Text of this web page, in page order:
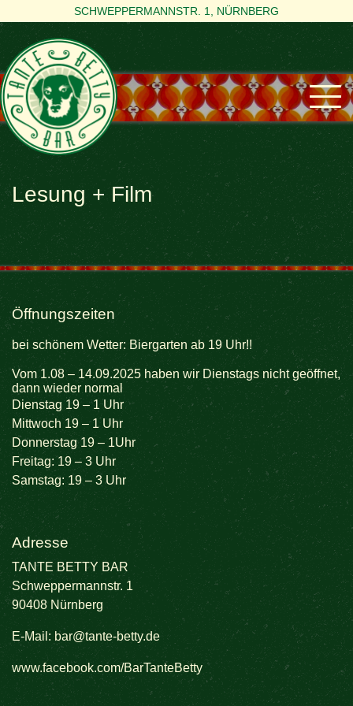
SCHWEPPERMANNSTR. 1, NÜRNBERG
Lesung + Film
Öffnungszeiten
bei schönem Wetter: Biergarten ab 19 Uhr!!
Vom 1.08 – 14.09.2025 haben wir Dienstags nicht geöffnet,
dann wieder normal
Dienstag 19 – 1 Uhr
Mittwoch 19 – 1 Uhr
Donnerstag 19 – 1Uhr
Freitag: 19 – 3 Uhr
Samstag: 19 – 3 Uhr
Adresse
TANTE BETTY BAR
Schweppermannstr. 1
90408 Nürnberg
E-Mail: bar@tante-betty.de
www.facebook.com/BarTanteBetty